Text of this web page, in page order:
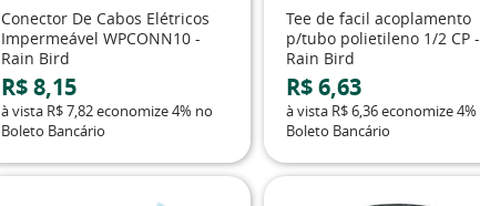
Conector De Cabos Elétricos
Impermeável WPCONN10 -
Rain Bird
R$ 8,15
à vista R$ 7,82economize4% no
Boleto Bancário
Tee de facil acoplamento
p/tubo polietileno 1/2 CP -
Rain Bird
R$ 6,63
à vista R$ 6,36economize4%
Boleto Bancário